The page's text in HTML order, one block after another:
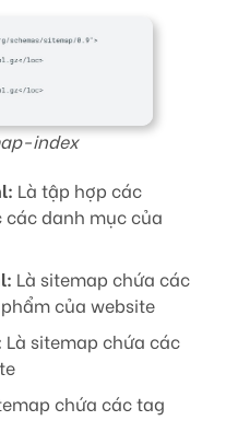
index
Là tập hợp các
danh mục của
Là sitemap chứa các
của website
Là sitemap chứa các
chứa các tag